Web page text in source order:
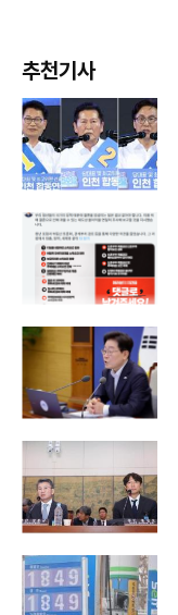
추천기사